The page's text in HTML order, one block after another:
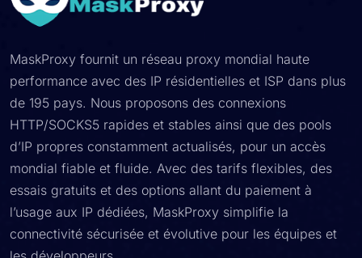
MaskProxy fournit un réseau proxy mondial haute
performance avec des IP résidentielles et ISP dans plus
de 195 pays. Nous proposons des connexions
HTTP/SOCKS5 rapides et stables ainsi que des pools
d’IP propres constamment actualisés, pour un accès
mondial fiable et fluide. Avec des tarifs flexibles, des
essais gratuits et des options allant du paiement à
l’usage aux IP dédiées, MaskProxy simplifie la
connectivité sécurisée et évolutive pour les équipes et